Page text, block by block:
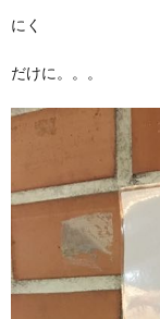
にく
だけに。。。